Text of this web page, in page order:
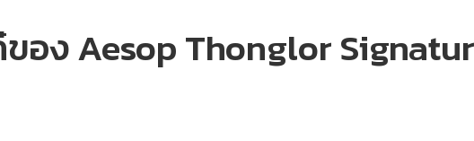
อง Aesop Thonglor